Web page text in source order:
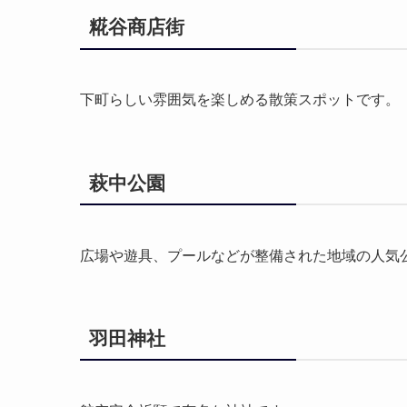
糀谷商店街
下町らしい雰囲気を楽しめる散策スポットです。
萩中公園
広場や遊具、プールなどが整備された地域の人気
羽田神社